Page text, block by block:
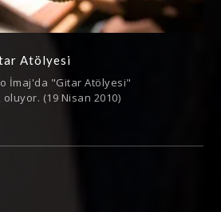
Atölyesi
İmaj'da "Gitar Atölyesi"
(19 Nisan 2010)